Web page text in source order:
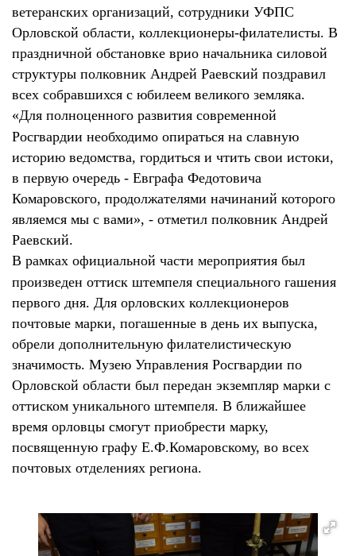
ветеранских организаций, сотрудники УФПС
Орловской области, коллекционеры-филателисты. В
праздничной обстановке врио начальника силовой
структуры полковник Андрей Раевский поздравил
всех собравшихся с юбилеем великого земляка.
«Для полноценного развития современной
Росгвардии необходимо опираться на славную
историю ведомства, гордиться и чтить свои истоки,
в первую очередь - Евграфа Федотовича
Комаровского, продолжателями начинаний которого
являемся мы с вами», - отметил полковник Андрей
Раевский.
В рамках официальной части мероприятия был
произведен оттиск штемпеля специального гашения
первого дня. Для орловских коллекционеров
почтовые марки, погашенные в день их выпуска,
обрели дополнительную филателистическую
значимость. Музею Управления Росгвардии по
Орловской области был передан экземпляр марки с
оттиском уникального штемпеля. В ближайшее
время орловцы смогут приобрести марку,
посвященную графу Е.Ф.Комаровскому, во всех
почтовых отделениях региона.